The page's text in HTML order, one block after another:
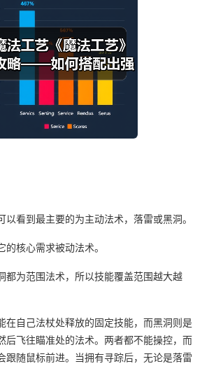
看到最主要的为主动法术，落雷或黑洞。
核心需求被动法术。
都为范围法术，所以技能覆盖范围越大越
在自己法杖处释放的固定技能，而黑洞则是
后飞往瞄准处的法术。两者都不能操控，而
跟随鼠标前进。当拥有寻踪后，无论是落雷